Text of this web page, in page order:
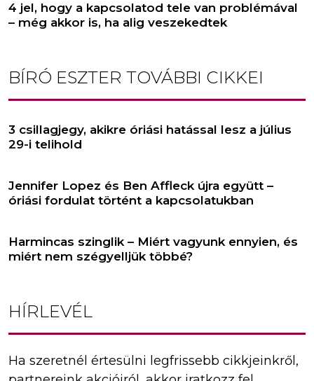
4 jel, hogy a kapcsolatod tele van problémával
– még akkor is, ha alig veszekedtek
BÍRÓ ESZTER TOVÁBBI CIKKEI
3 csillagjegy, akikre óriási hatással lesz a július
29-i telihold
Jennifer Lopez és Ben Affleck újra együtt –
óriási fordulat történt a kapcsolatukban
Harmincas szinglik – Miért vagyunk ennyien, és
miért nem szégyelljük többé?
HÍRLEVÉL
Ha szeretnél értesülni legfrissebb cikkjeinkről,